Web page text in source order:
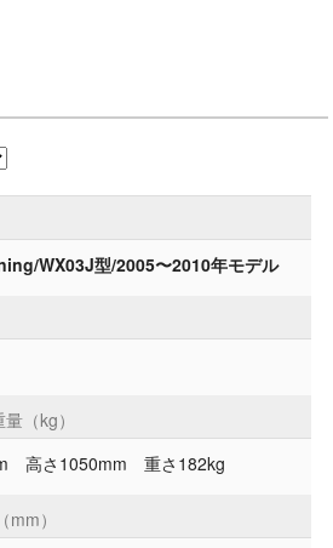
WX03J型/2005〜2010年モデル
（kg）
高さ1050mm 重さ182kg
）